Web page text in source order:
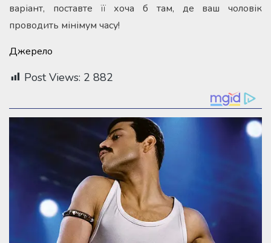
варіант, поставте її хоча б там, де ваш чоловік
проводить мінімум часу!
Джерело
Post Views: 2 882